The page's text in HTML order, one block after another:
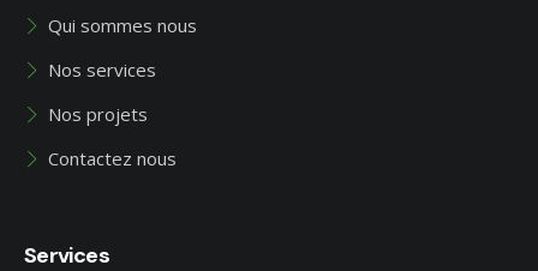
Qui sommes nous
Nos services
Nos projets
Contactez nous
Services